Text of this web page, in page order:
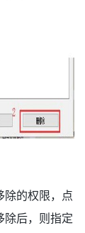
除的权限，点
后，则指定